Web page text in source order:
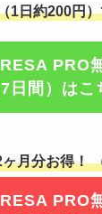
1日約200円
PRO
7日間）はこ
月分お得！
PRO